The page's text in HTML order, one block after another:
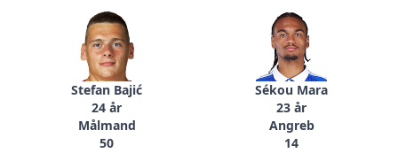
Stefan Bajić
24 år
Målmand
50
Sékou Mara
23 år
Angreb
14